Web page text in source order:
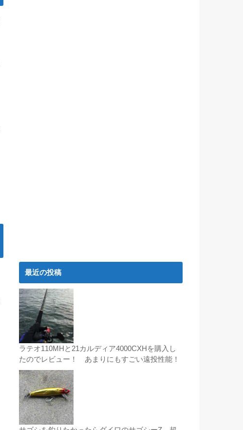
最近の投稿
ラテオ110MHと21カルディア4000CXHを購入し
たのでレビュー！ あまりにもすごい遠投性能！